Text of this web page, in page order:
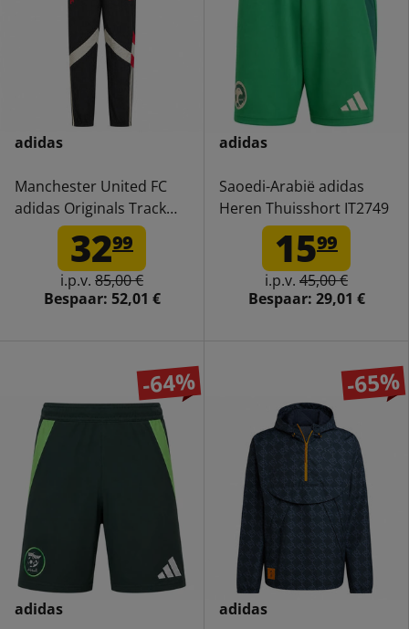
adidas
Manchester United FC
adidas Originals Track
Pants Heren Broek
3299
i.p.v. 85,00 €
Bespaar: 52,01 €
adidas
Saoedi-Arabië adidas
Heren Thuisshort IT2749
1599
i.p.v. 45,00 €
Bespaar: 29,01 €
-64%
adidas
-65%
adidas